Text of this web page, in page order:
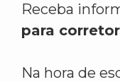
Receba
para
Na hora de